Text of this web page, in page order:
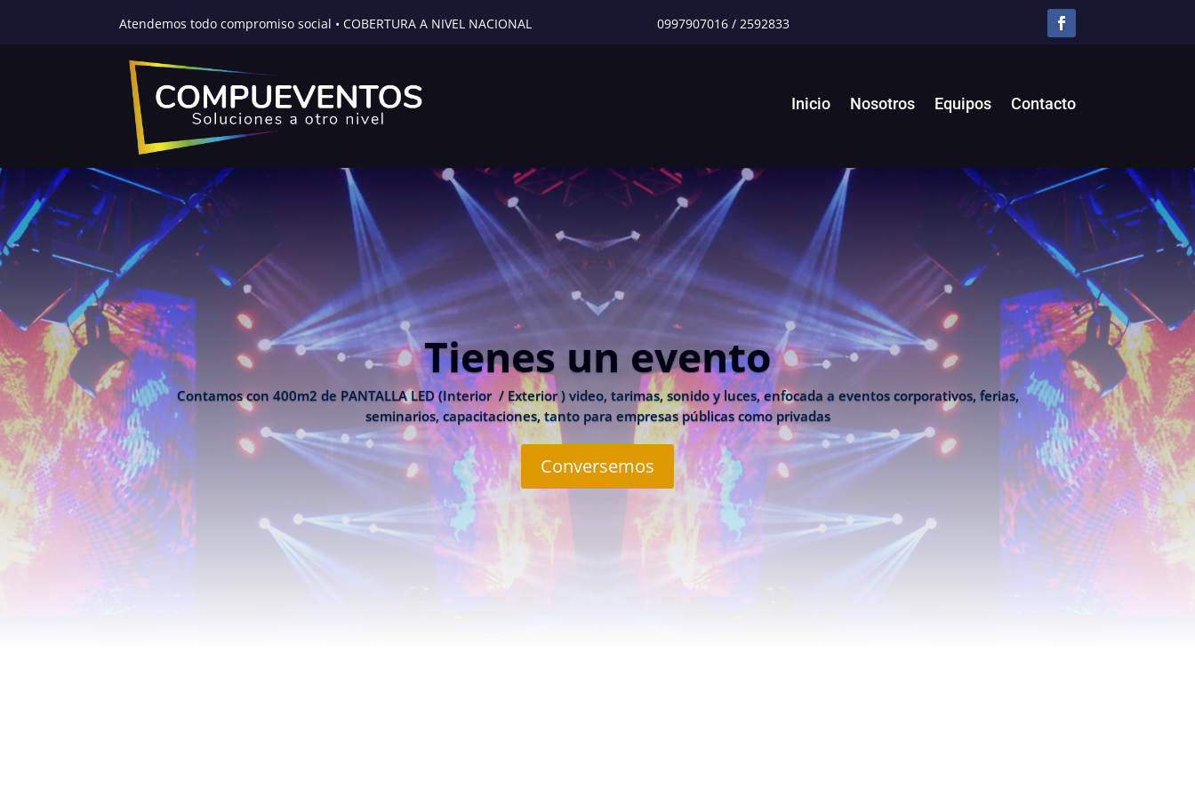
Atendemos todo compromiso social • COBERTURA A NIVEL NACIONAL 0997907016 /2592833
Inicio Nosotros Equipos Contacto
Tienes un evento
Contamos con 400m2 de PANTALLA LED (Interior / Exterior ) video, tarimas, sonido y luces, enfocada a eventos corporativos, ferias,
seminarios, capacitaciones, tanto para empresas públicas como privadas
Conversemos